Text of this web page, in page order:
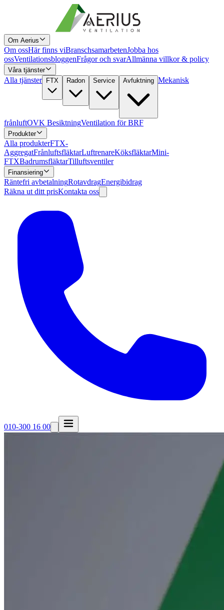
Om Aerius
Om ossHär finns viBranschsamarbetenJobba hos
ossVentilationsbloggenFrågor och svarAllmänna villkor & policy
Våra tjänster
Alla tjänster FTX Radon Service Avfuktning Mekanisk
frånluftOVK BesiktningVentilation för BRF
Produkter
Alla produkterFTX-
AggregatFrånluftsfläktarLuftrenareKöksfläktarMini-
FTXBadrumsfläktarTilluftsventiler
Finansiering
Räntefri avbetalningRotavdragEnergibidrag
Räkna ut ditt prisKontakta oss
010-300 16 00